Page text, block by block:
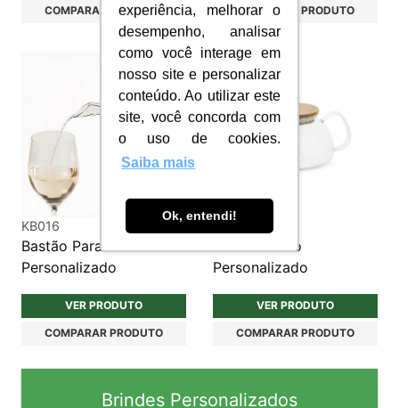
experiência, melhorar o
desempenho, analisar
como você interage em
nosso site e personalizar
conteúdo. Ao utilizar este
site, você concorda com
o uso de cookies.
Saiba mais
Ok, entendi!
COMPARAR PRODUTO COMPARAR PRODUTO
KB016
Bastão Para Vinhos
Personalizado
VER PRODUTO
COMPARAR PRODUTO
Bule de vidro
Personalizado
VER PRODUTO
COMPARAR PRODUTO
Brindes Personalizados